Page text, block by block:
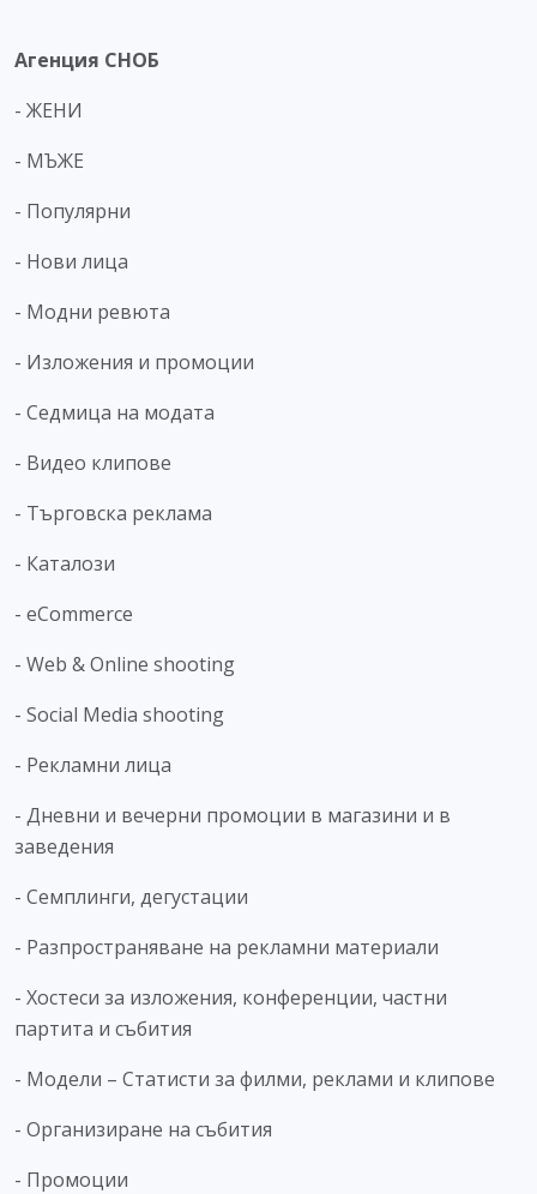
Агенция СНОБ
- ЖЕНИ
- МЪЖЕ
- Популярни
- Нови лица
- Модни ревюта
- Изложения и промоции
- Седмица на модата
- Видео клипове
- Търговска реклама
- Каталози
- eCommerce
- Web & Online shooting
- Social Media shooting
- Рекламни лица
- Дневни и вечерни промоции в магазини и в
заведения
- Семплинги, дегустации
- Разпространяване на рекламни материали
- Хостеси за изложения, конференции, частни
партита и събития
- Модели – Статисти за филми, реклами и клипове
- Организиране на събития
- Промоции